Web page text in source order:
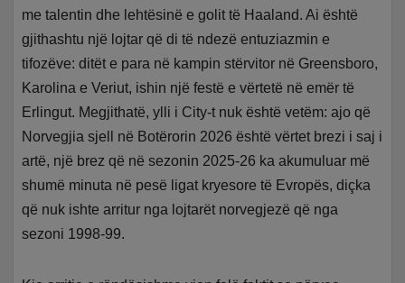
me talentin dhe lehtësinë e golit të Haaland. Ai është
gjithashtu një lojtar që di të ndezë entuziazmin e
tifozëve: ditët e para në kampin stërvitor në Greensboro,
Karolina e Veriut, ishin një festë e vërtetë në emër të
Erlingut. Megjithatë, ylli i City-t nuk është vetëm: ajo që
Norvegjia sjell në Botërorin 2026 është vërtet brezi i saj i
artë, një brez që në sezonin 2025-26 ka akumuluar më
shumë minuta në pesë ligat kryesore të Evropës, diçka
që nuk ishte arritur nga lojtarët norvegjezë që nga
sezoni 1998-99.